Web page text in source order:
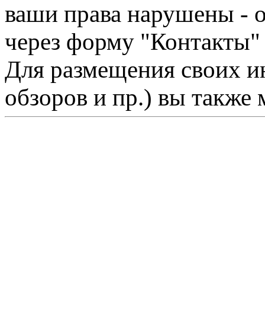
ваши права нарушены -
через форму "Контакты"
Для размещения своих
обзоров и пр.) вы также